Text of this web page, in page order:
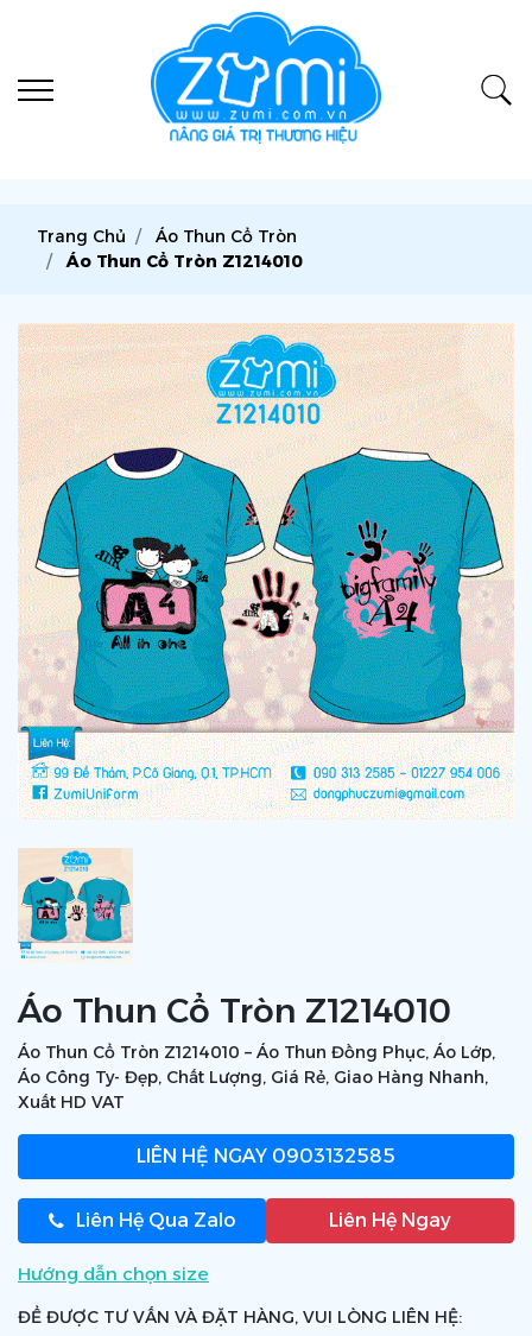
Trang Chủ
Áo Thun Cổ Tròn
Áo Thun Cổ Tròn Z1214010
Áo Thun Cổ Tròn Z1214010
Áo Thun Cổ Tròn Z1214010 – Áo Thun Đồng Phục, Áo Lớp,
Áo Công Ty- Đẹp, Chất Lượng, Giá Rẻ, Giao Hàng Nhanh,
Xuất HD VAT
LIÊN HỆ NGAY 0903132585
Liên Hệ Qua Zalo Liên Hệ Ngay
Hướng dẫn chọn size
ĐỂ ĐƯỢC TƯ VẤN VÀ ĐẶT HÀNG, VUI LÒNG LIÊN HỆ: